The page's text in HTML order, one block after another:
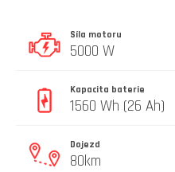
Síla motoru
5000 W
Kapacita baterie
1560 Wh (26 Ah)
Dojezd
80km